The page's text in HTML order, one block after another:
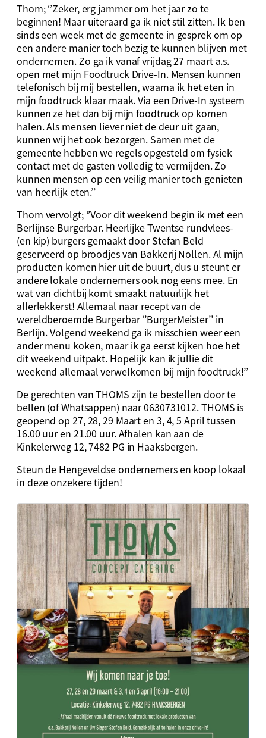
Thom; ‘’Zeker, erg jammer om het jaar zo te
beginnen! Maar uiteraard ga ik niet stil zitten. Ik ben
sinds een week met de gemeente in gesprek om op
een andere manier toch bezig te kunnen blijven met
ondernemen. Zo ga ik vanaf vrijdag 27 maart a.s.
open met mijn Foodtruck Drive-In. Mensen kunnen
telefonisch bij mij bestellen, waarna ik het eten in
mijn foodtruck klaar maak. Via een Drive-In systeem
kunnen ze het dan bij mijn foodtruck op komen
halen. Als mensen liever niet de deur uit gaan,
kunnen wij het ook bezorgen. Samen met de
gemeente hebben we regels opgesteld om fysiek
contact met de gasten volledig te vermijden. Zo
kunnen mensen op een veilig manier toch genieten
van heerlijk eten.’’
Thom vervolgt; ‘’Voor dit weekend begin ik met een
Berlijnse Burgerbar. Heerlijke Twentse rundvlees-
(en kip) burgers gemaakt door Stefan Beld
geserveerd op broodjes van Bakkerij Nollen. Al mijn
producten komen hier uit de buurt, dus u steunt er
andere lokale ondernemers ook nog eens mee. En
wat van dichtbij komt smaakt natuurlijk het
allerlekkerst! Allemaal naar recept van de
wereldberoemde Burgerbar ‘’BurgerMeister’’ in
Berlijn. Volgend weekend ga ik misschien weer een
ander menu koken, maar ik ga eerst kijken hoe het
dit weekend uitpakt. Hopelijk kan ik jullie dit
weekend allemaal verwelkomen bij mijn foodtruck!’’
De gerechten van THOMS zijn te bestellen door te
bellen (of Whatsappen) naar 0630731012. THOMS is
geopend op 27, 28, 29 Maart en 3, 4, 5 April tussen
16.00 uur en 21.00 uur. Afhalen kan aan de
Kinkelerweg 12, 7482 PG in Haaksbergen.
Steun de Hengeveldse ondernemers en koop lokaal
in deze onzekere tijden!